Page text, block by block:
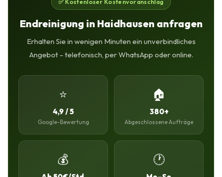
✅ Kostenloser Kostenvoranschlag
Endreinigung in Haidhausen anfragen
Erhalten Sie in wenigen Minuten ein unverbindliches
Angebot – telefonisch, per WhatsApp oder online.
⭐
4,9 / 5
Google-Bewertung
🏠
380+
Abgeschlossene Aufträge
💰 🕐